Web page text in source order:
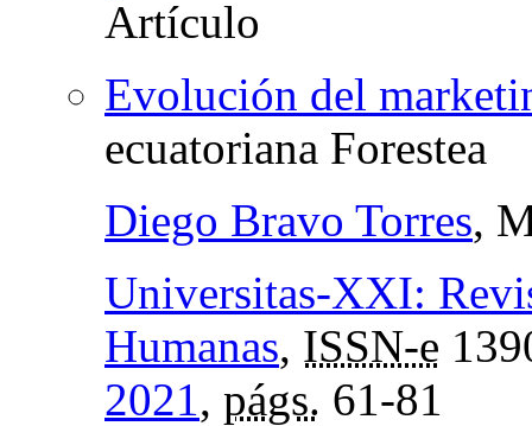
Evolución del
ecuatoriana Forestea
Diego Bravo Torres,
Universitas-XXI:
Humanas, ISSN-e
2021, págs. 61-81